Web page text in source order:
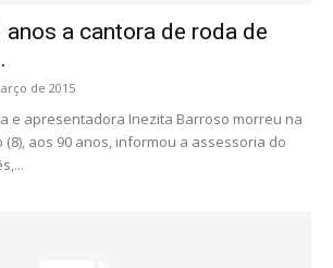
a cantora de roda de
de 2015
e apresentadora Inezita Barroso morreu na
aos 90 anos, informou a assessoria do